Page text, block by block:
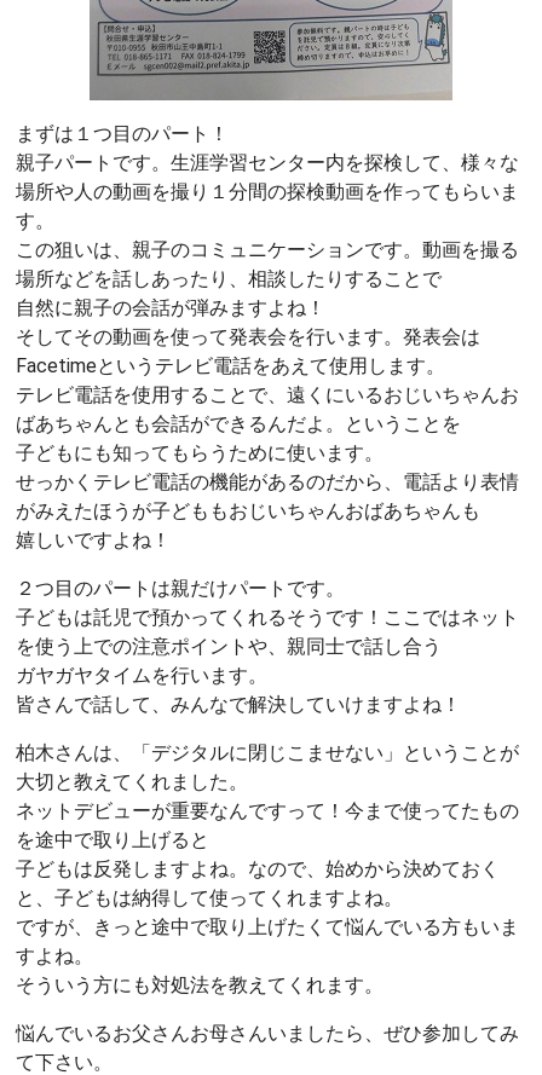
まずは１つ目のパート！
親子パートです。生涯学習センター内を探検して、様々な
場所や人の動画を撮り１分間の探検動画を作ってもらいま
す。
この狙いは、親子のコミュニケーションです。動画を撮る
場所などを話しあったり、相談したりすることで
自然に親子の会話が弾みますよね！
そしてその動画を使って発表会を行います。発表会は
Facetimeというテレビ電話をあえて使用します。
テレビ電話を使用することで、遠くにいるおじいちゃんお
ばあちゃんとも会話ができるんだよ。ということを
子どもにも知ってもらうために使います。
せっかくテレビ電話の機能があるのだから、電話より表情
がみえたほうが子どももおじいちゃんおばあちゃんも
嬉しいですよね！
２つ目のパートは親だけパートです。
子どもは託児で預かってくれるそうです！ここではネット
を使う上での注意ポイントや、親同士で話し合う
ガヤガヤタイムを行います。
皆さんで話して、みんなで解決していけますよね！
柏木さんは、「デジタルに閉じこませない」ということが
大切と教えてくれました。
ネットデビューが重要なんですって！今まで使ってたもの
を途中で取り上げると
子どもは反発しますよね。なので、始めから決めておく
と、子どもは納得して使ってくれますよね。
ですが、きっと途中で取り上げたくて悩んでいる方もいま
すよね。
そういう方にも対処法を教えてくれます。
悩んでいるお父さんお母さんいましたら、ぜひ参加してみ
て下さい。